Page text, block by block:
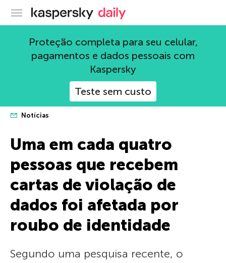
Blog oficial da Kaspersky
Proteção completa para seu celular,
pagamentos e dados pessoais com
Kaspersky
Teste sem custo
Notícias
Uma em cada quatro
pessoas que recebem
cartas de violação de
dados foi afetada por
roubo de identidade
Segundo uma pesquisa recente, o